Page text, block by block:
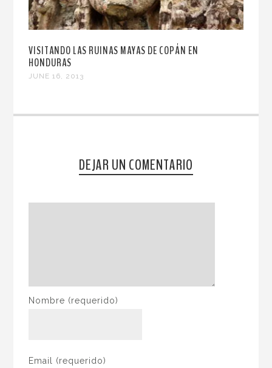
VISITANDO LAS RUINAS MAYAS DE COPÁN EN
HONDURAS
JUNE 16, 2013
DEJAR UN COMENTARIO
Nombre (requerido)
Email (requerido)